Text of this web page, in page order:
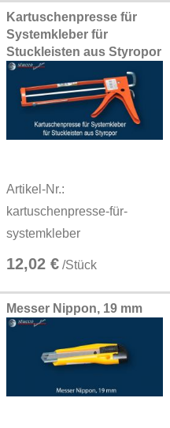
Kartuschenpresse für
Systemkleber für
Stuckleisten aus Styropor
Artikel-Nr.:
kartuschenpresse-für-
systemkleber
12,02 € /Stück
Messer Nippon, 19 mm